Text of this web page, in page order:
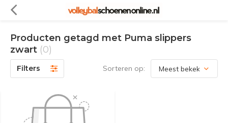
Producten getagd met Puma slippers
zwart (0)
Filters Sorteren op: